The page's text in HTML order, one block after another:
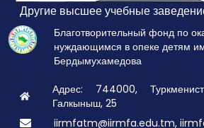
Другие высшее учебные
Благотворительный фонд по
нуждающимся в опеке детям
Бердымухамедова
Адрес: 744000,
Галкыныш, 25
iirmfatm@iirmfa.edu.tm,